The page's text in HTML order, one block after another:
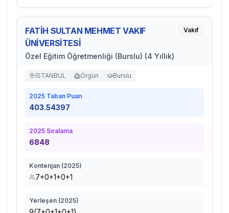
FATİH SULTAN MEHMET VAKIF
ÜNİVERSİTESİ
Özel Eğitim Öğretmenliği (Burslu) (4 Yıllık)
Vakıf
İSTANBUL Örgün Burslu
2025 Taban Puan
403.54397
2025 Sıralama
6848
Kontenjan (2025)
7+0+1+0+1
Yerleşen (2025)